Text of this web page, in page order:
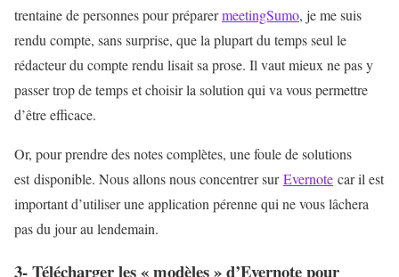
trentaine de personnes pour préparermeetingSumo, je me suis
rendu compte, sans surprise, que la plupart du temps seul le
rédacteur du compte rendu lisait sa prose. Il vaut mieux ne pas y
passer trop de temps et choisir la solution qui va vous permettre
d’être efficace.
Or, pour prendre des notes complètes, une foule de solutions
est disponible. Nous allons nous concentrer surEvernote car il est
important d’utiliser une application pérenne qui ne vous lâchera
pas du jour au lendemain.
3- Télécharger les « modèles » d’Evernote pour